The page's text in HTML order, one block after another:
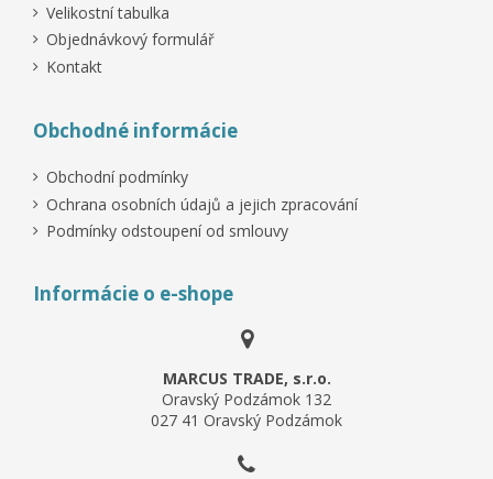
Velikostní tabulka
Objednávkový formulář
Kontakt
Obchodné informácie
Obchodní podmínky
Ochrana osobních údajů a jejich zpracování
Podmínky odstoupení od smlouvy
Informácie o e-shope
MARCUS TRADE, s.r.o.
Oravský Podzámok 132
027 41 Oravský Podzámok